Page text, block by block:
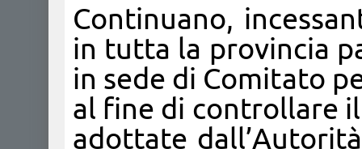
Continuano,
in tutta la provincia
in sede di Comitato
al fine di controllare
adottate